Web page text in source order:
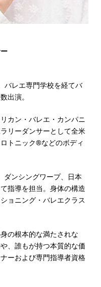
バレエ専門学校を経てバ
出演。
カン・バレエ・カンパニ
リーダンサーとして全米
トニック®などのボディ
ダンシングワープ、日本
指導を担当。身体の構造
ョニング・バレエクラス
の根本的な満たされな
、誰もが持つ本質的な価
ーおよび専門指導者資格